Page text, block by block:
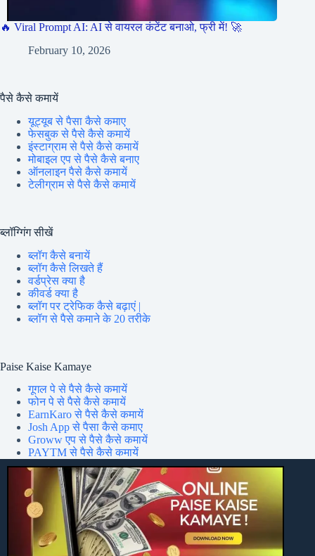
🔥 Viral Prompt AI: AI से वायरल कंटेंट बनाओ, फ्री में! 🚀
February 10, 2026
पैसे कैसे कमायें
यूट्यूब से पैसा कैसे कमाए
फेसबुक से पैसे कैसे कमायें
इंस्टाग्राम से पैसे कैसे कमायें
मोबाइल एप से पैसे कैसे बनाए
ऑनलाइन पैसे कैसे कमायें
टेलीग्राम से पैसे कैसे कमायें
ब्लॉग्गिंग सीखें
ब्लॉग कैसे बनायें
ब्लॉग कैसे लिखते हैं
वर्डप्रेस क्या है
कीवर्ड क्या है
ब्लॉग पर ट्रेफिक कैसे बढ़ाएं |
ब्लॉग से पैसे कमाने के 20 तरीके
Paise Kaise Kamaye
गूगल पे से पैसे कैसे कमायें
फोन पे से पैसे कैसे कमायें
EarnKaro से पैसे कैसे कमायें
Josh App से पैसा कैसे कमाए
Groww एप से पैसे कैसे कमायें
PAYTM से पैसे कैसे कमायें